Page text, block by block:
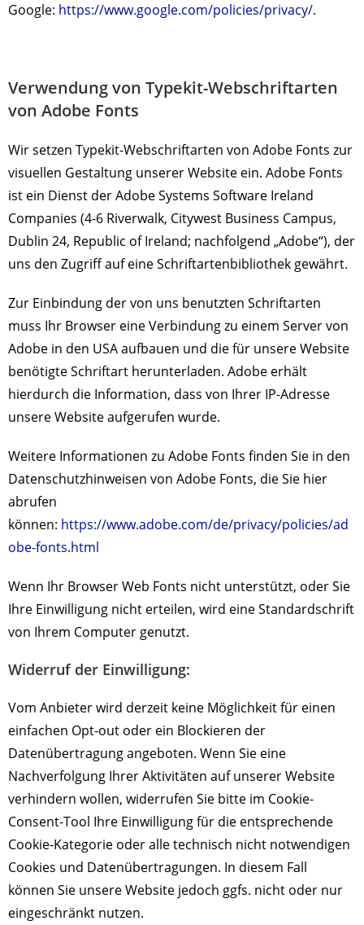
Google: https://www.google.com/policies/privacy/.
Verwendung von Typekit-Webschriftarten
von Adobe Fonts
Wir setzen Typekit-Webschriftarten von Adobe Fonts zur
visuellen Gestaltung unserer Website ein. Adobe Fonts
ist ein Dienst der Adobe Systems Software Ireland
Companies (4-6 Riverwalk, Citywest Business Campus,
Dublin 24, Republic of Ireland; nachfolgend „Adobe“), der
uns den Zugriff auf eine Schriftartenbibliothek gewährt.
Zur Einbindung der von uns benutzten Schriftarten
muss Ihr Browser eine Verbindung zu einem Server von
Adobe in den USA aufbauen und die für unsere Website
benötigte Schriftart herunterladen. Adobe erhält
hierdurch die Information, dass von Ihrer IP-Adresse
unsere Website aufgerufen wurde.
Weitere Informationen zu Adobe Fonts finden Sie in den
Datenschutzhinweisen von Adobe Fonts, die Sie hier
abrufen
können: https://www.adobe.com/de/privacy/policies/ad
obe-fonts.html
Wenn Ihr Browser Web Fonts nicht unterstützt, oder Sie
Ihre Einwilligung nicht erteilen, wird eine Standardschrift
von Ihrem Computer genutzt.
Widerruf der Einwilligung:
Vom Anbieter wird derzeit keine Möglichkeit für einen
einfachen Opt-out oder ein Blockieren der
Datenübertragung angeboten. Wenn Sie eine
Nachverfolgung Ihrer Aktivitäten auf unserer Website
verhindern wollen, widerrufen Sie bitte im Cookie-
Consent-Tool Ihre Einwilligung für die entsprechende
Cookie-Kategorie oder alle technisch nicht notwendigen
Cookies und Datenübertragungen. In diesem Fall
können Sie unsere Website jedoch ggfs. nicht oder nur
eingeschränkt nutzen.